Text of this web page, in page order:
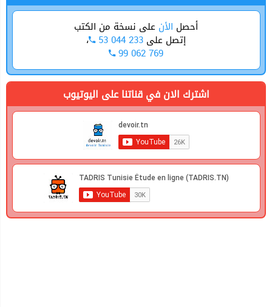
أحصل الأن على نسخة من الكتب
إتصل على 53 044 233 ،
99 062 769
اشترك الان في قناتنا على اليوتيوب